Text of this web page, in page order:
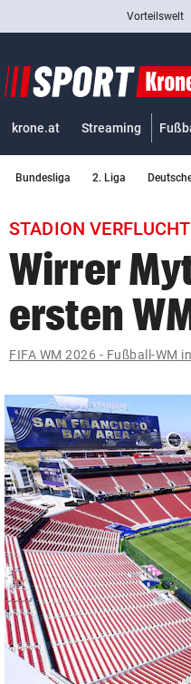
bookmark
search
Suchbegriff
eingeben
© Krone Multimedia GmbH &
Muthgasse 2, 1190 Wien
Vorteilswelt
krone.at Streaming
Bundesliga 2. Liga
STADION
Wirrer
ersten
FIFA WM 2026 - Fußball-WM